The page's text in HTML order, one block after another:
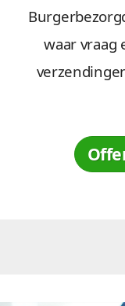
waar vraag